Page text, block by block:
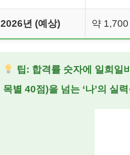
2026년 (예상) 약 1,700
팁: 합격률 숫자에 일희일
목별 40점)을 넘는 ‘나’의 실